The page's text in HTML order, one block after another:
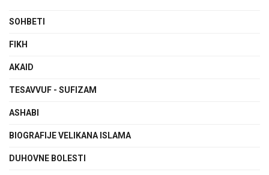
SOHBETI
FIKH
AKAID
TESAVVUF - SUFIZAM
ASHABI
BIOGRAFIJE VELIKANA ISLAMA
DUHOVNE BOLESTI